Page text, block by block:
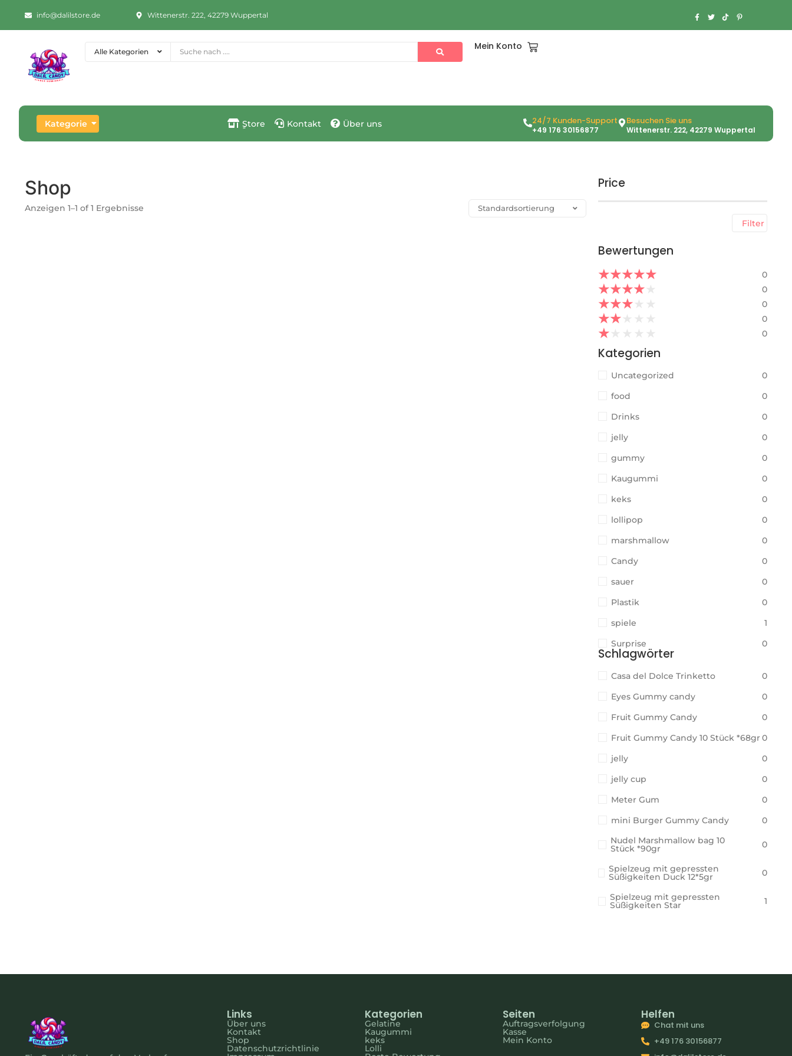
info@dalilstore.de Wittenerstr. 222, 42279 Wuppertal
Mein Konto
Kategorie ٍStore Kontakt Über uns 24/7 Kunden-Support
+49 176 30156877
Besuchen Sie uns
Wittenerstr. 222, 42279 Wuppertal
Shop
Anzeigen 1–1 of 1 Ergebnisse
Price
Filter
Bewertungen
★★★★★ 0
★★★★ 0
★★★ 0
★★ 0
★ 0
Kategorien
Uncategorized
0
food
0
Drinks
0
jelly
0
gummy
0
Kaugummi
0
keks
0
lollipop
0
marshmallow
0
Candy
0
sauer
0
Plastik
0
spiele
1
Surprise
0
Schlagwörter
Casa del Dolce Trinketto
0
Eyes Gummy candy
0
Fruit Gummy Candy
0
Fruit Gummy Candy 10 Stück *68gr0
jelly
0
jelly cup
0
Meter Gum
0
mini Burger Gummy Candy
0
Nudel Marshmallow bag 10
Stück *90gr 0
Spielzeug mit gepressten
Süßigkeiten Duck 12*5gr 0
Spielzeug mit gepressten
Süßigkeiten Star 1
Links
Über uns
Kontakt
Shop
Datenschutzrichtlinie
Kategorien
Gelatine
Kaugummi
keks
Lolli
Seiten
Auftragsverfolgung
Kasse
Mein Konto
Helfen
Chat mit uns
+49 176 30156877